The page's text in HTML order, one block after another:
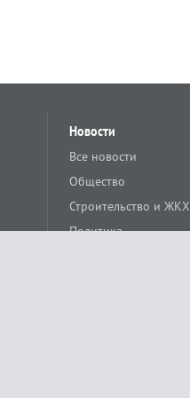
Новости
Все новости
Общество
Строительство и ЖКХ
Политика